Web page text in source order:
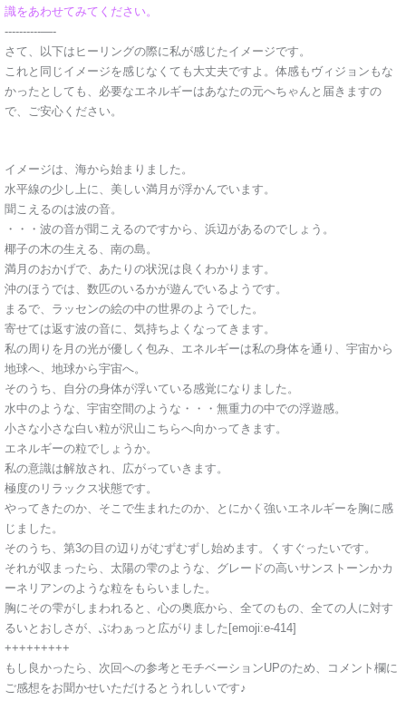
識をあわせてみてください。
----------—-
さて、以下はヒーリングの際に私が感じたイメージです。
これと同じイメージを感じなくても大丈夫ですよ。体感もヴィジョンもな
かったとしても、必要なエネルギーはあなたの元へちゃんと届きますの
で、ご安心ください。
イメージは、海から始まりました。
水平線の少し上に、美しい満月が浮かんでいます。
聞こえるのは波の音。
・・・波の音が聞こえるのですから、浜辺があるのでしょう。
椰子の木の生える、南の島。
満月のおかげで、あたりの状況は良くわかります。
沖のほうでは、数匹のいるかが遊んでいるようです。
まるで、ラッセンの絵の中の世界のようでした。
寄せては返す波の音に、気持ちよくなってきます。
私の周りを月の光が優しく包み、エネルギーは私の身体を通り、宇宙から
地球へ、地球から宇宙へ。
そのうち、自分の身体が浮いている感覚になりました。
水中のような、宇宙空間のような・・・無重力の中での浮遊感。
小さな小さな白い粒が沢山こちらへ向かってきます。
エネルギーの粒でしょうか。
私の意識は解放され、広がっていきます。
極度のリラックス状態です。
やってきたのか、そこで生まれたのか、とにかく強いエネルギーを胸に感
じました。
そのうち、第3の目の辺りがむずむずし始めます。くすぐったいです。
それが収まったら、太陽の雫のような、グレードの高いサンストーンかカ
ーネリアンのような粒をもらいました。
胸にその雫がしまわれると、心の奥底から、全てのもの、全ての人に対す
るいとおしさが、ぶわぁっと広がりました[emoji:e-414]
+++++++++
もし良かったら、次回への参考とモチベーションUPのため、コメント欄に
ご感想をお聞かせいただけるとうれしいです♪